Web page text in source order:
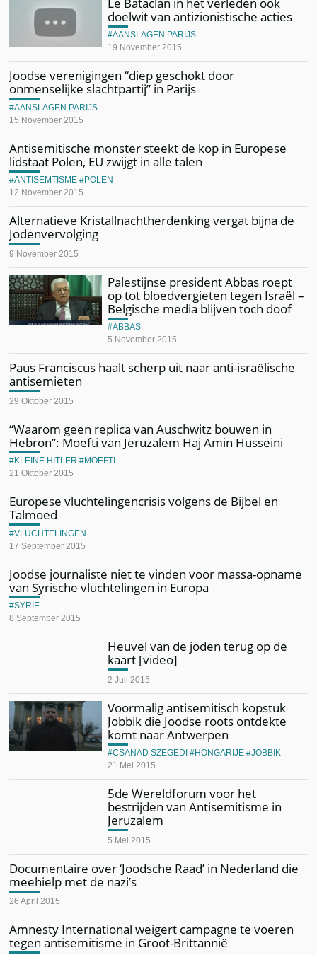
doelwit van antizionistische acties
19 November 2015
AANSLAGEN PARIJS
Joodse verenigingen “diep geschokt door
onmenselijke slachtpartij” in Parijs
15 November 2015
AANSLAGEN PARIJS
Antisemitische monster steekt de kop in Europese
lidstaat Polen, EU zwijgt in alle talen
12 November 2015
ANTISEMTISME POLEN
Alternatieve Kristallnachtherdenking vergat bijna de
Jodenvervolging
9 November 2015
Palestijnse president Abbas roept
op tot bloedvergieten tegen Israël –
Belgische media blijven toch doof
5 November 2015
ABBAS
Paus Franciscus haalt scherp uit naar anti-israëlische
antisemieten
29 Oktober 2015
“Waarom geen replica van Auschwitz bouwen in
Hebron”: Moefti van Jeruzalem Haj Amin Husseini
21 Oktober 2015
KLEINE HITLER MOEFTI
Europese vluchtelingencrisis volgens de Bijbel en
Talmoed
17 September 2015
VLUCHTELINGEN
Joodse journaliste niet te vinden voor massa-opname
van Syrische vluchtelingen in Europa
8 September 2015
SYRIË
Heuvel van de joden terug op de
kaart [video]
2 Juli 2015
Voormalig antisemitisch kopstuk
Jobbik die Joodse roots ontdekte
komt naar Antwerpen
21 Mei 2015
CSANAD SZEGEDI HONGARIJE JOBBIK
5de Wereldforum voor het
bestrijden van Antisemitisme in
Jeruzalem
5 Mei 2015
Documentaire over ‘Joodsche Raad’ in Nederland die
meehielp met de nazi’s
26 April 2015
Amnesty International weigert campagne te voeren
tegen antisemitisme in Groot-Brittannië